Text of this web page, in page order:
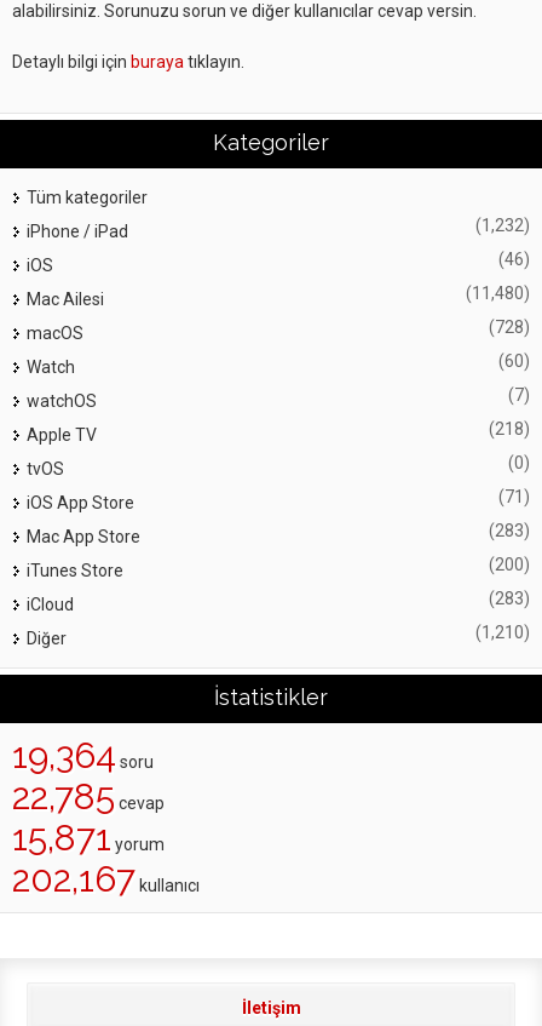
alabilirsiniz. Sorunuzu sorun ve diğer kullanıcılar cevap versin.
Detaylı bilgi için buraya tıklayın.
Kategoriler
Tüm kategoriler
iPhone / iPad
(1,232)
iOS (46)
Mac Ailesi (11,480)
macOS (728)
Watch (60)
watchOS (7)
Apple TV (218)
tvOS (0)
iOS App Store (71)
Mac App Store (283)
iTunes Store (200)
iCloud (283)
Diğer (1,210)
İstatistikler
19,364 soru
22,785 cevap
15,871 yorum
202,167 kullanıcı
İletişim